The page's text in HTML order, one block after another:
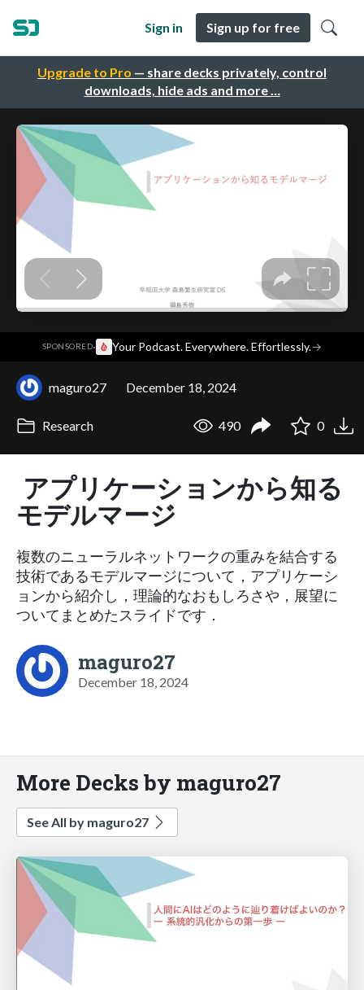
Upgrade to Pro — share decks privately, control
downloads, hide ads and more …
Sign in Sign up for free
SPONSORED· Your Podcast. Everywhere. Effortlessly.→
maguro27 December 18, 2024
Research 490 0
アプリケーションから知る
モデルマージ
複数のニューラルネットワークの重みを結合する
技術であるモデルマージについて，アプリケーシ
ョンから紹介し，理論的なおもしろさや，展望に
ついてまとめたスライドです．
maguro27
December 18, 2024
More Decks by maguro27
See All by maguro27